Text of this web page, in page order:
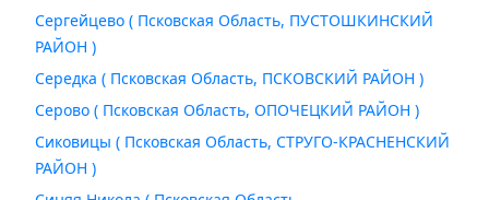
Сергейцево ( Псковская Область, ПУСТОШКИНСКИЙ
РАЙОН )
Середка ( Псковская Область, ПСКОВСКИЙ РАЙОН )
Серово ( Псковская Область, ОПОЧЕЦКИЙ РАЙОН )
Сиковицы ( Псковская Область, СТРУГО-КРАСНЕНСКИЙ
РАЙОН )